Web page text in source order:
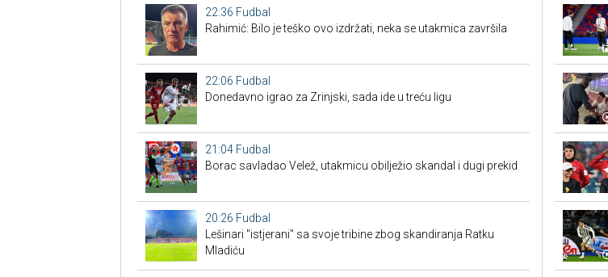
22:36 Fudbal
Rahimić: Bilo je teško ovo izdržati, neka se utakmica završila
22:06 Fudbal
Donedavno igrao za Zrinjski, sada ide u treću ligu
21:04 Fudbal
Borac savladao Velež, utakmicu obilježio skandal i dugi prekid
20:26 Fudbal
Lešinari "istjerani" sa svoje tribine zbog skandiranja Ratku
Mladiću